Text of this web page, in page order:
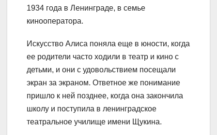
1934 года в Ленинграде, в семье
кинооператора.
Искусство Алиса поняла еще в юности, когда
ее родители часто ходили в театр и кино с
детьми, и они с удовольствием посещали
экран за экраном. Ответное же понимание
пришло к ней позднее, когда она закончила
школу и поступила в ленинградское
театральное училище имени Щукина.